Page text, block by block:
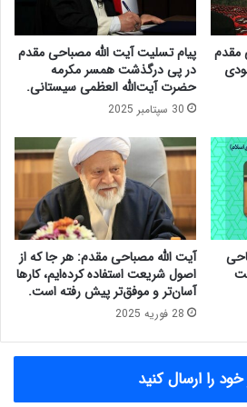
مقدم
پیام تسلیت آیت الله مصباحی مقدم
در پی درگذشت همسر مکرمه
حضرت آیت‌الله العظمی سیستانی.
30 سپتامبر 2025
آیت الله مصباحی مقدم: هر جا که از
اصول شریعت استفاده کرده‌ایم، کارها
آسان‌تر و موفق‌تر پیش رفته است.
28 فوریه 2025
را ارسال کنید